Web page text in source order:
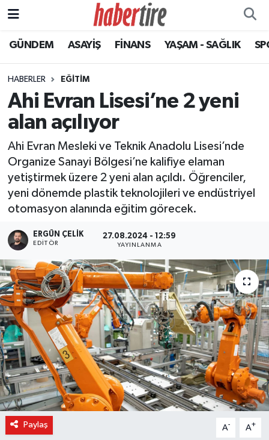
GÜNDEM ASAYİŞ FİNANS YAŞAM - SAĞLIK
HABERLER EĞİTİM
Ahi Evran Lisesi’ne 2 yeni
alan açılıyor
Ahi Evran Mesleki ve Teknik Anadolu Lisesi’nde
Organize Sanayi Bölgesi’ne kalifiye elaman
yetiştirmek üzere 2 yeni alan açıldı. Öğrenciler,
yeni dönemde plastik teknolojileri ve endüstriyel
otomasyon alanında eğitim görecek.
ERGÜN ÇELIK
EDITÖR
27.08.2024 - 12:59
YAYINLANMA
Paylaş A- A+
Tire Nöbetçi Eczaneler
Tire Hava Durumu
Tire Trafik Yoğunluk Haritası
Tüm Manşetler
Son Dakika Haberleri
Haber Arşivi